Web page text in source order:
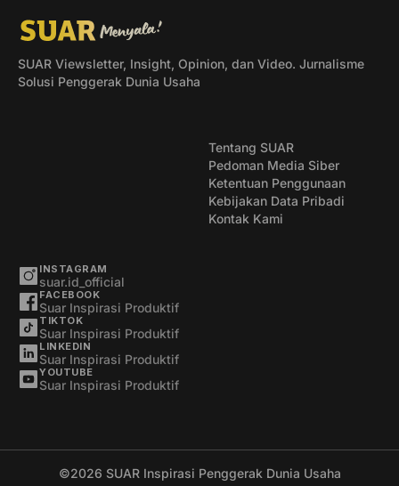
SUAR Viewsletter, Insight, Opinion, dan Video. Jurnalisme
Solusi Penggerak Dunia Usaha
Tentang SUAR
Pedoman Media Siber
Ketentuan Penggunaan
Kebijakan Data Pribadi
Kontak Kami
INSTAGRAM
suar.id_official
FACEBOOK
Suar Inspirasi Produktif
TIKTOK
Suar Inspirasi Produktif
LINKEDIN
Suar Inspirasi Produktif
YOUTUBE
Suar Inspirasi Produktif
©2026 SUAR Inspirasi Penggerak Dunia Usaha